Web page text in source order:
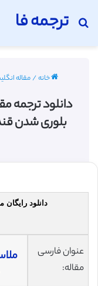
ترجمه فا
جستجو برای
خانه/مقاله
دانلود ترجمه
بلوری شدن
دانلود
عنوان فارسی
مقاله: